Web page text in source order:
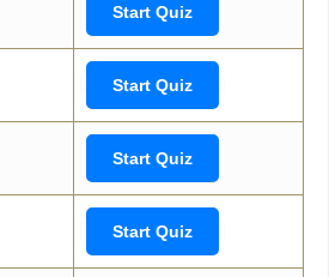
Start Quiz
Start Quiz
Start Quiz
Start Quiz